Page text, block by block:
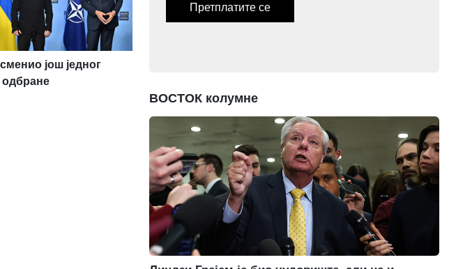
још једног
Претплатите се
ВОСТОК колумне